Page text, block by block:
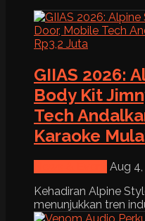
GIIAS 2026:
Body Kit
Tech
Karaoke
Aug
Kehadiran Alpine
menunjukkan tren